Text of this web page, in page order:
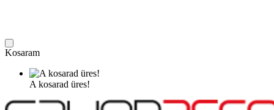
Kosaram
A kosarad üres!